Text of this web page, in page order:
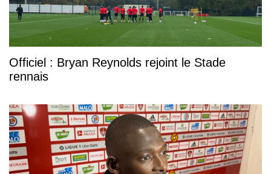
Officiel : Bryan Reynolds rejoint le Stade
rennais